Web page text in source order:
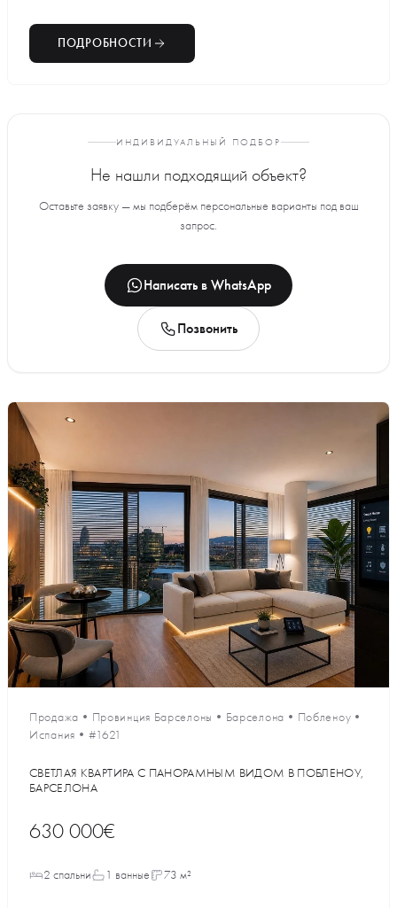
ПОДРОБНОСТИ
ИНДИВИДУАЛЬНЫЙ ПОДБОР
Не нашли подходящий объект?
Оставьте заявку — мы подберём персональные варианты под ваш
запрос.
Написать в WhatsApp
Позвонить
Продажа • Провинция Барселоны • Барселона • Побленоу •
Испания • #1621
СВЕТЛАЯ КВАРТИРА С ПАНОРАМНЫМ ВИДОМ В ПОБЛЕНОУ,
БАРСЕЛОНА
630 000€
2 спальни 1 ванные 73 м²